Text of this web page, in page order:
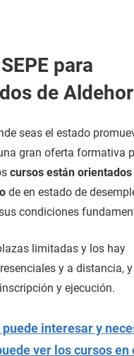
para
de
seas el estado
gran oferta formativa
cursos están orientados
de en estado de
condiciones
limitadas y los hay
y a distancia,
y ejecución.
puede interesar y
ver los cursos en